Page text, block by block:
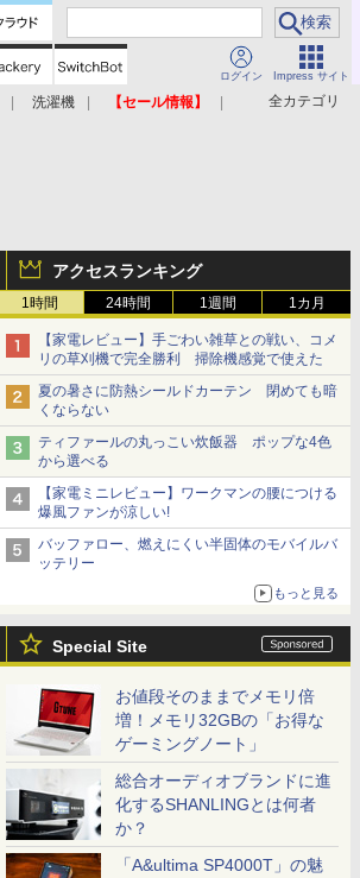
ログイン Impress サイト
全カテゴリ
洗濯機
【セール情報】
アクセスランキング
1時間 24時間 1週間 1カ月
【家電レビュー】手ごわい雑草との戦い、コメ
リの草刈機で完全勝利 掃除機感覚で使えた
夏の暑さに防熱シールドカーテン 閉めても暗
くならない
ティファールの丸っこい炊飯器 ポップな4色
から選べる
【家電ミニレビュー】ワークマンの腰につける
爆風ファンが涼しい!
バッファロー、燃えにくい半固体のモバイルバ
ッテリー
もっと見る
Special Site
お値段そのままでメモリ倍
増！メモリ32GBの「お得な
ゲーミングノート」
総合オーディオブランドに進
化するSHANLINGとは何者
か？
「A&ultima SP4000T」の魅